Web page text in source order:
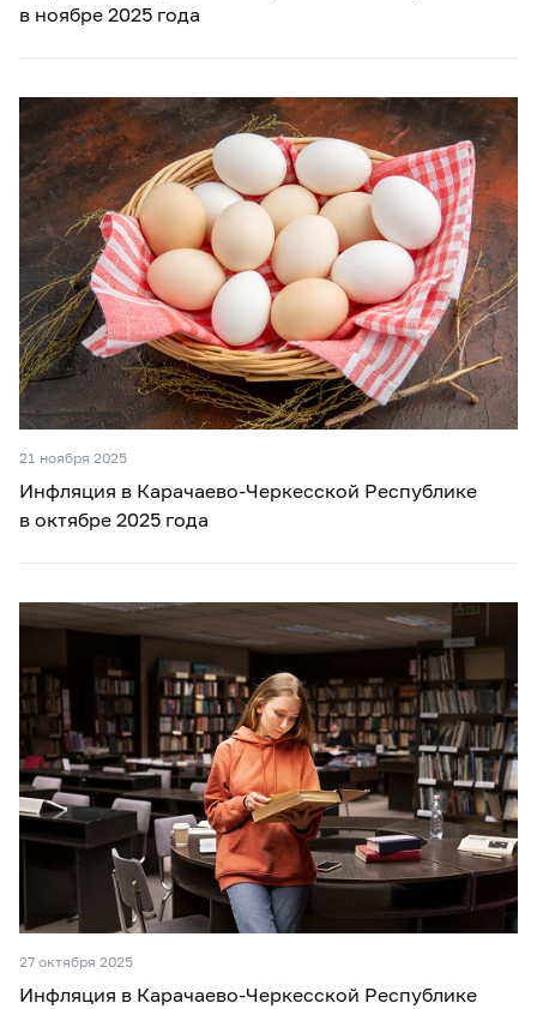
в ноябре 2025 года
21 ноября 2025
Инфляция в Карачаево-Черкесской Республике
в октябре 2025 года
27 октября 2025
Инфляция в Карачаево-Черкесской Республике